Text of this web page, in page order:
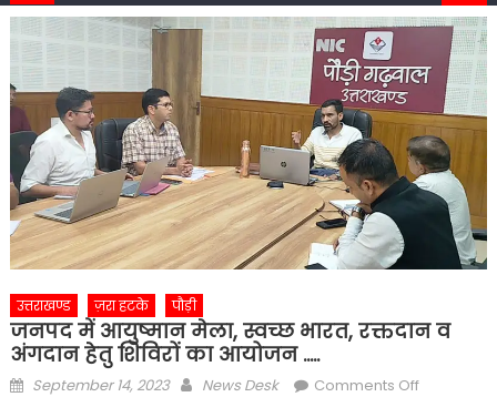
उत्तराखण्ड ज़रा हटके पौड़ी
जनपद में आयुष्मान मेला, स्वच्छ भारत, रक्तदान व
अंगदान हेतु शिविरों का आयोजन …..
Posted
September 14, 2023 Author
News Desk Comments Offon